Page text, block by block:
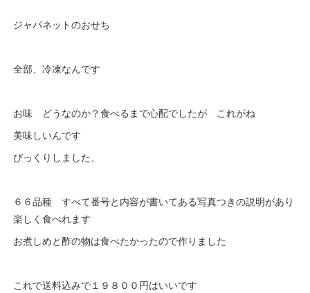
ジャパネットのおせち
全部、冷凍なんです
お味 どうなのか？食べるまで心配でしたが これがね
美味しいんです
びっくりしました、
６６品種 すべて番号と内容が書いてある写真つきの説明があり
楽しく食べれます
お煮しめと酢の物は食べたかったので作りました
これで送料込みで１９８００円はいいです